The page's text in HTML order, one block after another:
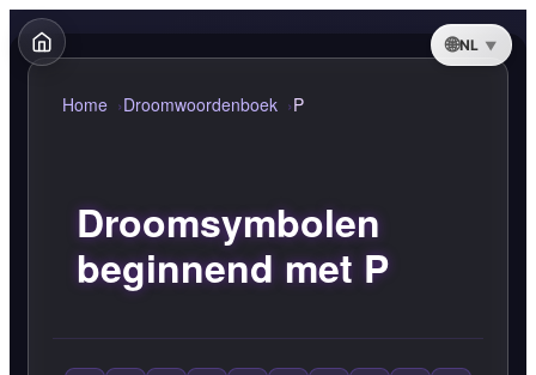
NL
Home Droomwoordenboek P
Droomsymbolen
beginnend met P